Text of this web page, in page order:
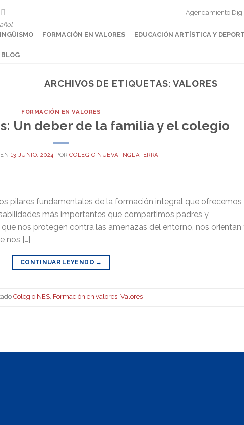
Agendamiento
FORMACIÓN EN VALORES EDUCACIÓN ARTÍSTICA Y
BLOG
ARCHIVOS DE ETIQUETAS:VALORES
FORMACIÓN EN VALORES
Un deber de la familia y el colegio
13 JUNIO, 2024 PORCOLEGIO NUEVA INGLATERRA
pilares fundamentales de la formación integral que ofrecemos
más importantes que compartimos padres y
nos protegen contra las amenazas del entorno, nos orientan
nos […]
CONTINUAR LEYENDO →
Colegio NES, Formación en valores, Valores